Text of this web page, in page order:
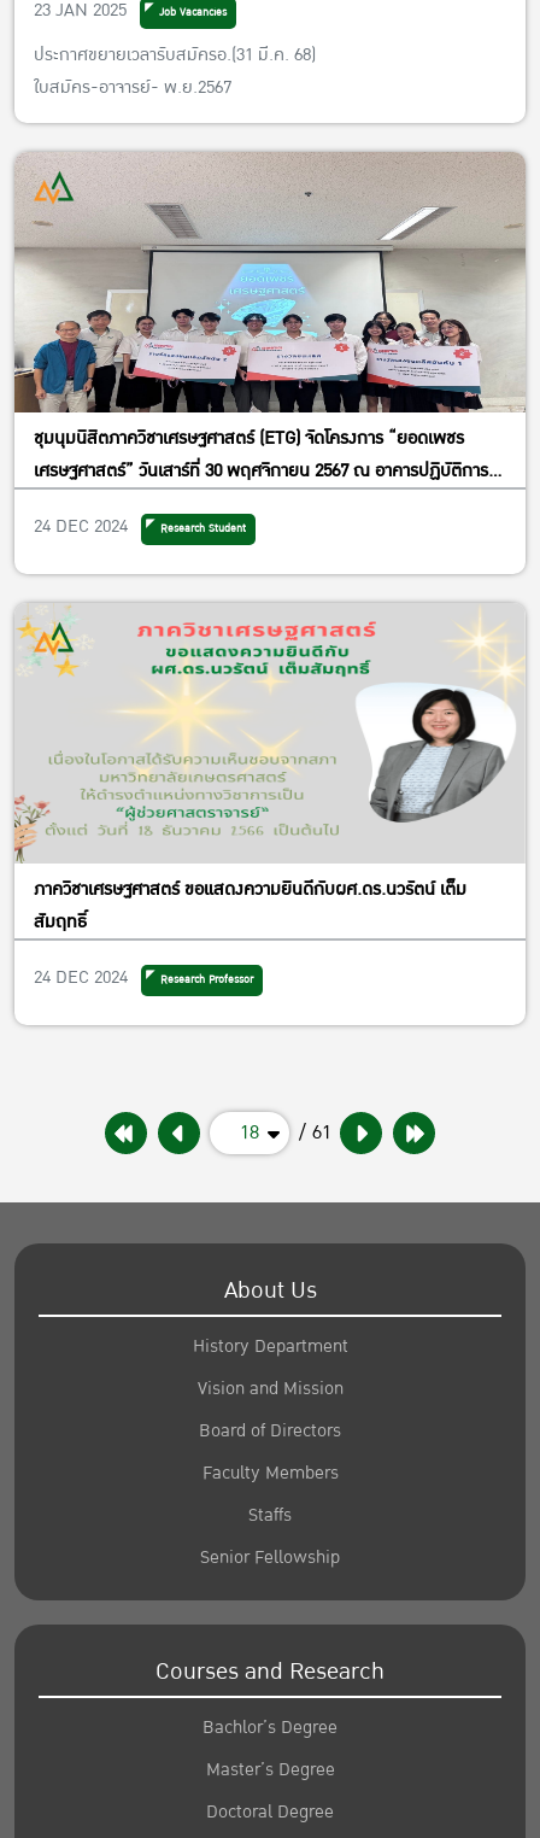
23 JAN 2025 Job Vacancies
ประกาศขยายเวลารับสมัครอ.(31 มี.ค. 68)
ใบสมัคร-อาจารย์- พ.ย.2567
ชุมนุมนิสิตภาควิชาเศรษฐศาสตร์ (ETG) จัดโครงการ “ยอดเพชร
เศรษฐศาสตร์” วันเสาร์ที่ 30 พฤศจิกายน 2567 ณ อาคารปฏิบัติการ
24 DEC 2024 Research Student
ภาควิชาเศรษฐศาสตร์ ขอแสดงความยินดีกับผศ.ดร.นวรัตน์ เต็ม
สัมฤทธิ์
24 DEC 2024
Research Professor
18 / 61
About Us
History Department
Vision and Mission
Board of Directors
Faculty Members
Staffs
Senior Fellowship
Courses and Research
Bachlor’s Degree
Master’s Degree
Doctoral Degree